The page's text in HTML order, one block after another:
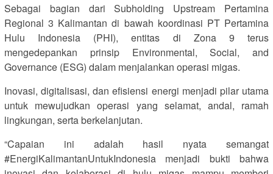
Sebagai bagian dari Subholding Upstream Pertamina
Regional 3 Kalimantan di bawah koordinasi PT Pertamina
Hulu Indonesia (PHI), entitas di Zona 9 terus
mengedepankan prinsip Environmental, Social, and
Governance (ESG) dalam menjalankan operasi migas.
Inovasi, digitalisasi, dan efisiensi energi menjadi pilar utama
untuk mewujudkan operasi yang selamat, andal, ramah
lingkungan, serta berkelanjutan.
“Capaian ini adalah hasil nyata semangat
#EnergiKalimantanUntukIndonesia menjadi bukti bahwa